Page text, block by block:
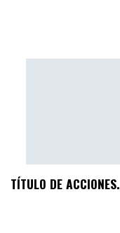
TÍTULO DE ACCIONES.